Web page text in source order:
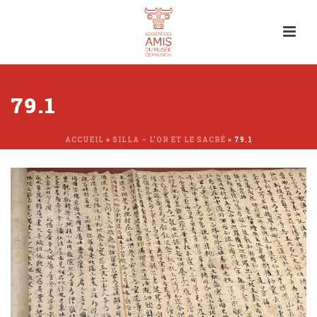
79.1
ACCUEIL » SILLA – L’OR ET LE SACRÉ » 79.1